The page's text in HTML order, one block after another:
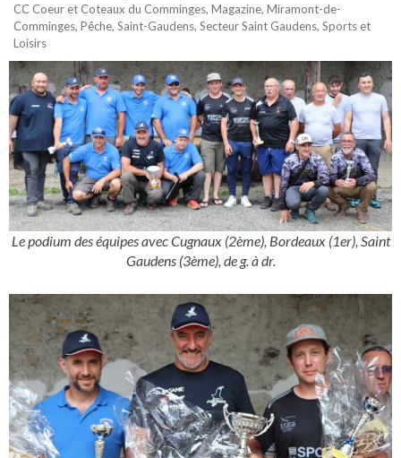
CC Coeur et Coteaux du Comminges, Magazine, Miramont-de-
Comminges, Pêche, Saint-Gaudens, Secteur Saint Gaudens, Sports et
Loisirs
Le podium des équipes avec Cugnaux (2ème), Bordeaux (1er), Saint
Gaudens (3ème), de g. à dr.